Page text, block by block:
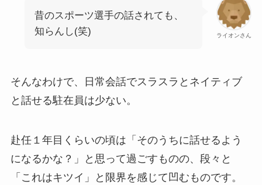
ライオンさん
昔のスポーツ選手の話されても、
知らんし(笑)
そんなわけで、日常会話でスラスラとネイティブ
と話せる駐在員は少ない。
赴任１年目くらいの頃は「そのうちに話せるよう
になるかな？」と思って過ごすものの、段々と
「これはキツイ」と限界を感じて凹むものです。